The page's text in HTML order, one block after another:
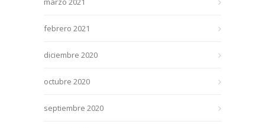
febrero 2021
diciembre 2020
octubre 2020
septiembre 2020